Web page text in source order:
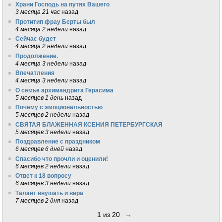
Храни Господь на путях Вашего
3 месяца 21 час назад
Протитип фрау Берты был
4 месяца 2 недели назад
Сейчас будет
4 месяца 2 недели назад
Продолжение.
4 месяца 3 недели назад
Впечатления
4 месяца 3 недели назад
О семье архимандрита Герасима
5 месяцев 1 день назад
Почему с эмоциональностью
5 месяцев 2 недели назад
СВЯТАЯ БЛАЖЕННАЯ КСЕНИЯ ПЕТЕРБУРГСКАЯ
5 месяцев 3 недели назад
Поздравление с праздником
6 месяцев 6 дней назад
Спасибо что прочли и оценили!
6 месяцев 2 недели назад
Ответ к 18 вопросу
6 месяцев 3 недели назад
Талант внушать и вера
7 месяцев 2 дня назад
1 из 20 →